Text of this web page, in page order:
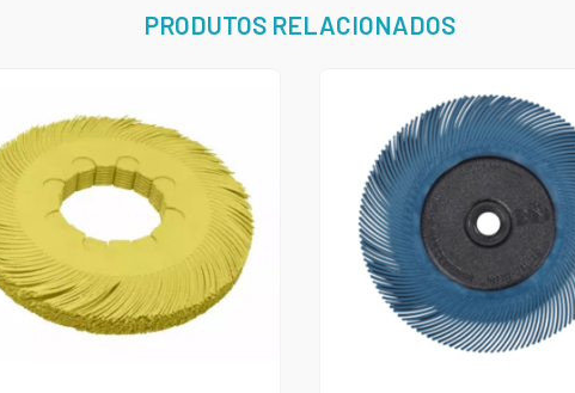
PRODUTOS RELACIONADOS